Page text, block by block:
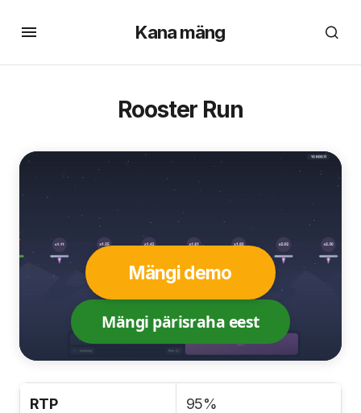
Kana mäng
Rooster Run
Mängi demo
Mängi pärisraha eest
RTP 95%